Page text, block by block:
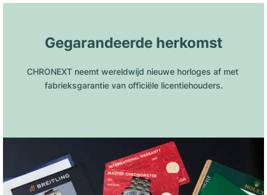
Gegarandeerde herkomst
CHRONEXT neemt wereldwijd nieuwe horloges af met
fabrieksgarantie van officiële licentiehouders.